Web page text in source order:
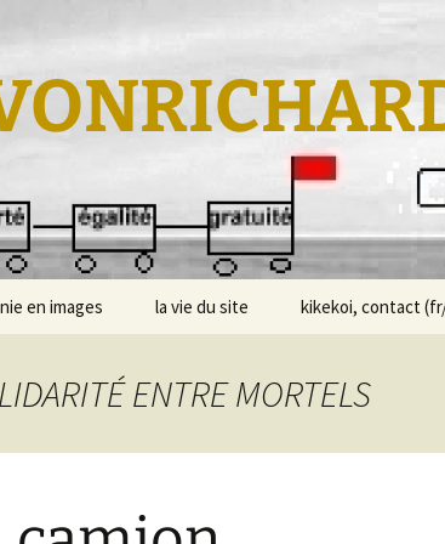
en images la vie du site kikekoi, contact
ENTRE MORTELS